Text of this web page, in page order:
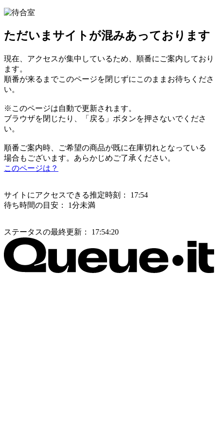
ただいまサイトが混みあっております
現在、アクセスが集中しているため、順番にご案内しており
ます。
順番が来るまでこのページを閉じずにこのままお待ちくださ
い。
※このページは自動で更新されます。
ブラウザを閉じたり、「戻る」ボタンを押さないでくださ
い。
順番ご案内時、ご希望の商品が既に在庫切れとなっている
場合もございます。あらかじめご了承ください。
このページは？
サイトにアクセスできる推定時刻：
17:54
待ち時間の目安：
1分未満
ステータスの最終更新： 17:54:20